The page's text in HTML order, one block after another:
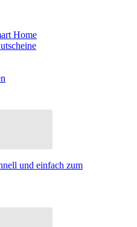
Home
und einfach zum